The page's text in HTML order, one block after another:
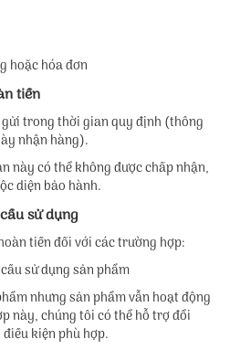
hoặc hóa đơn
tiền
trong thời gian quy định (thông
nhận hàng).
này có thể không được chấp nhận,
diện bảo hành.
sử dụng
tiền đối với các trường hợp:
sử dụng sản phẩm
nhưng sản phẩm vẫn hoạt động
này, chúng tôi có thể hỗ trợ đổi
kiện phù hợp.